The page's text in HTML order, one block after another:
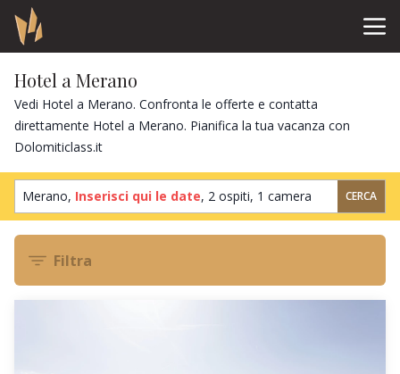
Hotel a Merano
Vedi Hotel a Merano. Confronta le offerte e contatta
direttamente Hotel a Merano. Pianifica la tua vacanza con
Dolomiticlass.it
Merano, Inserisci qui le date, 2 ospiti, 1 camera CERCA
Filtra